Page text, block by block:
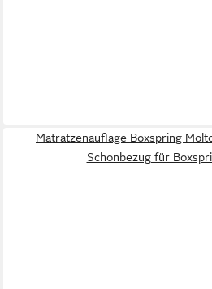
Matratzenauflage Boxspring
Schonbezug für